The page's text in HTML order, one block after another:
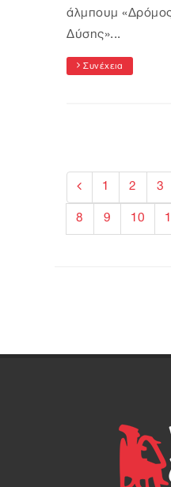
άλμπουμ
Δύσης»...
Συνέχεια
1 2 3
8 9 10